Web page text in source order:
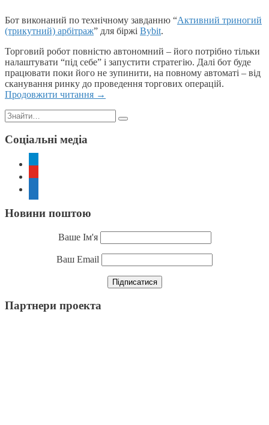
Бот виконаний по технічному завданню “Активний триногий
(трикутний) арбітраж” для біржі Bybit.
Торговий робот повністю автономний – його потрібно тільки
налаштувати “під себе” і запустити стратегію. Далі бот буде
працювати поки його не зупинити, на повному автоматі – від
сканування ринку до проведення торгових операцій.
Продовжити читання →
Пошук:
Соціальні медіа
Новини поштою
Ваше Ім'я
Ваш Email
Партнери проекта